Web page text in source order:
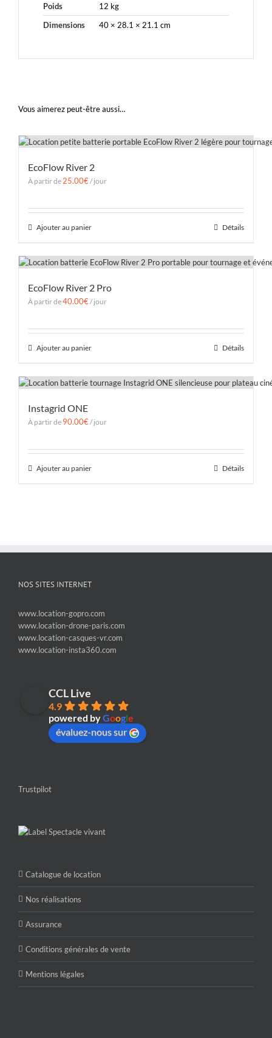
Poids
12 kg
Dimensions
40 × 28.1 × 21.1 cm
Vous aimerez peut-être aussi…
EcoFlow River 2
À partir de 25.00€/ jour
Ajouter au panier Détails
EcoFlow River 2 Pro
À partir de40.00€/ jour
Ajouter au panier Détails
Instagrid ONE
À partir de 90.00€/ jour
Ajouter au panier Détails
NOS SITES INTERNET
www.location-gopro.com
www.location-drone-paris.com
www.location-casques-vr.com
www.location-insta360.com
CCL Live
4.9
powered byGoogle
évaluez-nous sur
Trustpilot
Catalogue de location
Nos réalisations
Assurance
Conditions générales de vente
Mentions légales